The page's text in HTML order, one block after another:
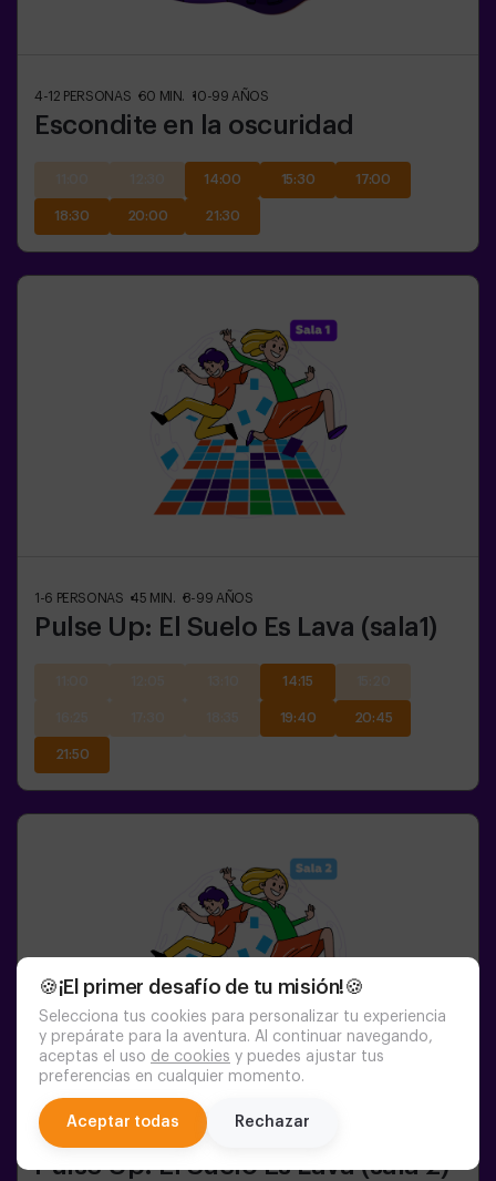
🍪¡El primer desafío de tu misión!🍪
Selecciona tus cookies para personalizar tu experiencia
y prepárate para la aventura. Al continuar navegando,
aceptas el uso de cookies y puedes ajustar tus
preferencias en cualquier momento.
Aceptar todas Rechazar
4-12 PERSONAS 60 MIN. 10-99 AÑOS
Escondite en la oscuridad
14:00 15:30 17:00
18:30 20:00 21:30
1-6 PERSONAS 45 MIN. 8-99 AÑOS
Pulse Up: El Suelo Es Lava (sala1)
14:15
19:40 20:45
21:50
1-6 AÑOS
Pulse Up: El Suelo Es Lava (sala 2)